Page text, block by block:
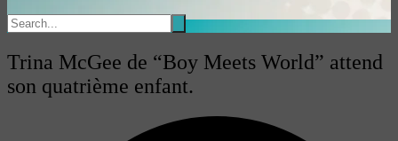
Trina McGee de “Boy Meets World” attend
son quatrième enfant.